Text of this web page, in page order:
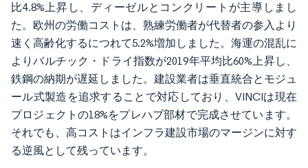
比4.8%上昇し、ディーゼルとコンクリートが主導しまし
た。欧州の労働コストは、熟練労働者が代替者の参入より
速く高齢化するにつれて5.2%増加しました。海運の混乱に
よりバルチック・ドライ指数が2019年平均比60%上昇し、
鉄鋼の納期が遅延しました。建設業者は垂直統合とモジュ
ール式製造を追求することで対応しており、VINCIは現在
プロジェクトの18%をプレハブ部材で完成させています。
それでも、高コストはインフラ建設市場のマージンに対す
る逆風として残っています。